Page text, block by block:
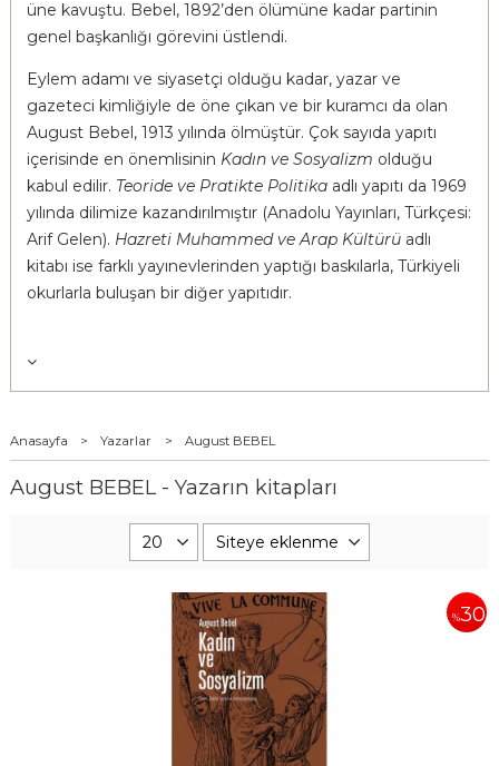
üne kavuştu. Bebel, 1892’den ölümüne kadar partinin
genel başkanlığı görevini üstlendi.
Eylem adamı ve siyasetçi olduğu kadar, yazar ve
gazeteci kimliğiyle de öne çıkan ve bir kuramcı da olan
August Bebel, 1913 yılında ölmüştür. Çok sayıda yapıtı
içerisinde en önemlisinin Kadın ve Sosyalizm olduğu
kabul edilir. Teoride ve Pratikte Politikaadlı yapıtı da 1969
yılında dilimize kazandırılmıştır (Anadolu Yayınları, Türkçesi:
Arif Gelen). Hazreti Muhammed ve Arap Kültürü adlı
kitabı ise farklı yayınevlerinden yaptığı baskılarla, Türkiyeli
okurlarla buluşan bir diğer yapıtıdır.
Anasayfa > Yazarlar > August BEBEL
August BEBEL - Yazarın kitapları
%30